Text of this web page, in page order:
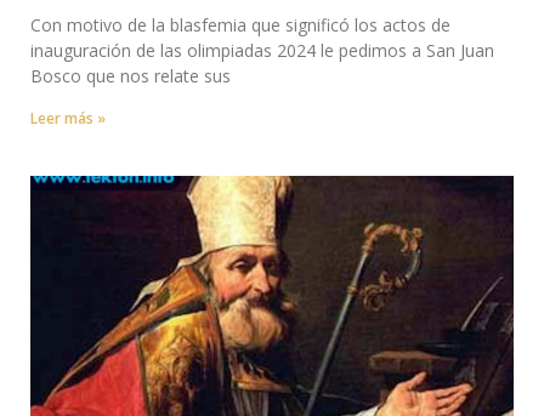
Con motivo de la blasfemia que significó los actos de
inauguración de las olimpiadas 2024 le pedimos a San Juan
Bosco que nos relate sus
Leer más »